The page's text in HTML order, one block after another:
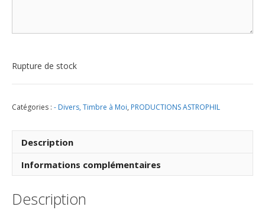
Rupture de stock
Catégories : - Divers, Timbre à Moi, PRODUCTIONS ASTROPHIL
Description
Informations complémentaires
Description